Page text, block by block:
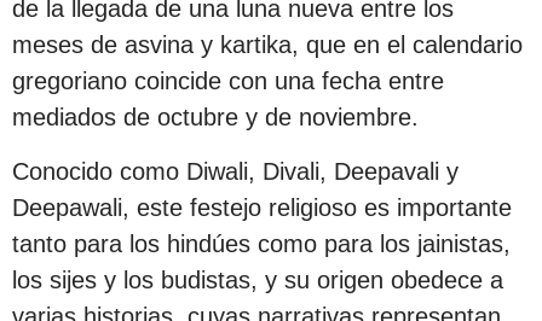
de la llegada de una luna nueva entre los
meses de asvina y kartika, que en el calendario
gregoriano coincide con una fecha entre
mediados de octubre y de noviembre.
Conocido como Diwali, Divali, Deepavali y
Deepawali, este festejo religioso es importante
tanto para los hindúes como para los jainistas,
los sijes y los budistas, y su origen obedece a
varias historias, cuyas narrativas representan